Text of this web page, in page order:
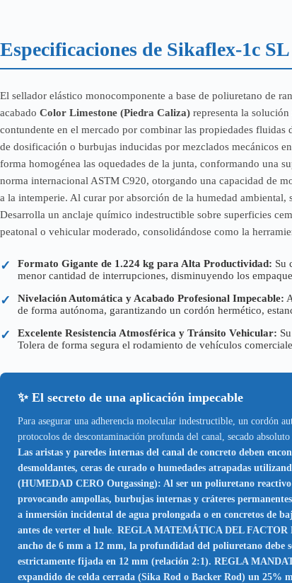
Especificaciones de Sikaflex-1c
El sellador elástico monocomponente a base de poliuretano de
acabado Color Limestone (Piedra Caliza) representa la
contundente en el mercado por combinar las propiedades
de dosificación o burbujas inducidas por mezclados mecánicos
forma homogénea las oquedades de la junta, conformando una
norma internacional ASTM C920, otorgando una capacidad de
a la intemperie. Al curar por absorción de la humedad
Desarrolla un anclaje químico indestructible sobre superficies
peatonal o vehicular moderado, consolidándose como la
✓ Formato Gigante de 1.224 kg para Alta Productividad: Su
menor cantidad de interrupciones, disminuyendo los
✓ Nivelación Automática y Acabado Profesional Impecable:
de forma autónoma, garantizando un cordón hermético,
✓ Excelente Resistencia Atmosférica y Tránsito Vehicular:
Tolera de forma segura el rodamiento de vehículos
✨ El secreto de una aplicación impecable
Para asegurar una adherencia molecular indestructible, un cordón
protocolos de descontaminación profunda del canal, secado
Las aristas y paredes internas del canal de concreto deben
desmoldantes, ceras de curado o humedades atrapadas
(HUMEDAD CERO Outgassing): Al ser un poliuretano
provocando ampollas, burbujas internas y cráteres
a inmersión incidental de agua prolongada o en concretos de
antes de verter el hule REGLA MATEMÁTICA DEL FACTOR
ancho de 6 mm a 12 mm, la profundidad del poliuretano debe
estrictamente fijada en 12 mm (relación 2:1). REGLA
expandido de celda cerrada (Sika Rod o Backer Rod) un 25%